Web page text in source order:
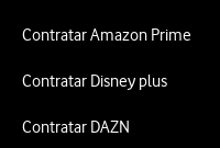
Contratar Amazon Prime
Contratar Disney plus
Contratar DAZN